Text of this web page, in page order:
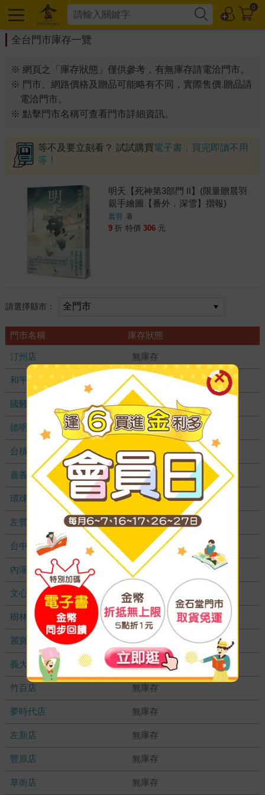
0
全台門市庫存一覽
※ 網頁之「庫存狀態」僅供參考，有無庫存請電洽門市。
※ 門市、網路價格及贈品可能略有不同，實際售價.贈品請
電洽門市。
※ 點擊門市名稱可查看門市詳細資訊。
等不及要立刻看？ 試試購買電子書，買完即讀不用
等！
明天【死神第3部門 II】(限量贈晨羽
親手繪圖【番外．深雪】摺報)
晨羽 著
9 折 特價 306 元
請選擇縣市：
門市名稱 庫存狀態
汀州店 無庫存
和平店 無庫存
國醫加盟店 無庫存
德明加盟店 無庫存
台積店 無庫存
嘉義耐斯店 無庫存
環球店 無庫存
左營店 無庫存
台中秀泰店 無庫存
內湖大潤發 無庫存
文心店 無庫存
樹林店 無庫存
麗寶店 無庫存
義大店 無庫存
竹百店 無庫存
夢時代店 無庫存
左新店 無庫存
豐原店 無庫存
草衙店 無庫存